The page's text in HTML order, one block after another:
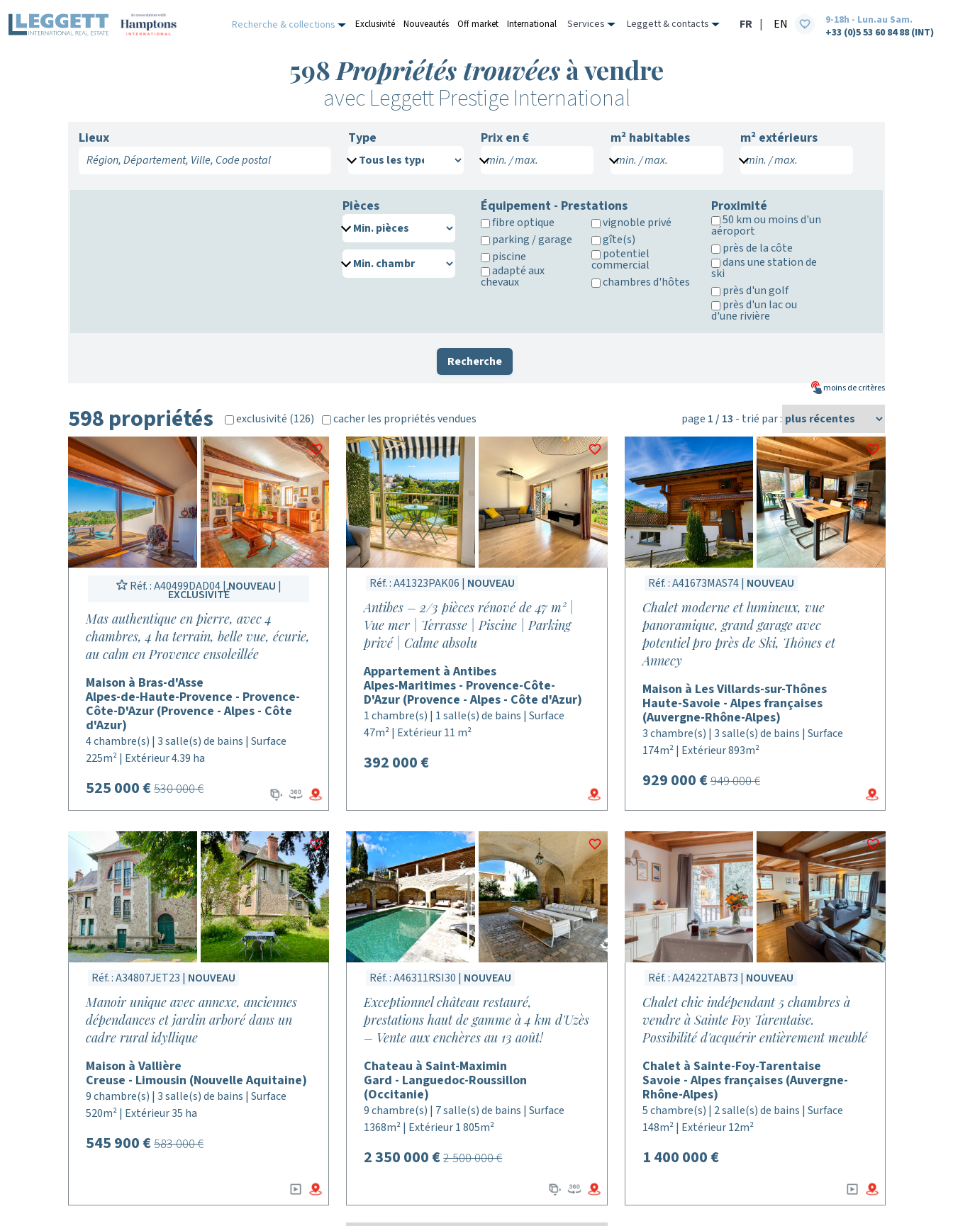
Recherche & collections Exclusivité Nouveautés Off market International Services Leggett & contacts FR | EN
9-18h - Lun.au Sam.
+33 (0)5 53 60 84 88 (INT)
598 Propriétés trouvéesà vendre
avec Leggett Prestige International
Lieux Type Prix en €
min. / max.
m² habitables
min. / max.
m² extérieurs
min. / max.
Pièces Équipement - Prestations
fibre optique
parking / garage
piscine
adapté aux
chevaux
vignoble privé
gîte(s)
potentiel
commercial
chambres d'hôtes
Proximité
50 km ou moins d'un
aéroport
près de la côte
dans une station de
ski
près d'un golf
près d'un lac ou
d'une rivière
Recherche
moins decritères
598 propriétés exclusivité (126) cacher les propriétés vendues page 1 / 13 - trié par :
Réf. : A40499DAD04 |NOUVEAU |
EXCLUSIVITÉ
Mas authentique en pierre, avec 4
chambres, 4 ha terrain, belle vue, écurie,
au calm en Provence ensoleillée
Maison à Bras-d'Asse
Alpes-de-Haute-Provence - Provence-
Côte-D'Azur (Provence - Alpes - Côte
d'Azur)
4 chambre(s) | 3 salle(s) de bains | Surface
225m² | Extérieur 4.39 ha
525 000 €530 000 €
Réf. : A41323PAK06 | NOUVEAU
Antibes – 2/3 pièces rénové de 47 m² |
Vue mer | Terrasse | Piscine | Parking
privé | Calme absolu
Appartement à Antibes
Alpes-Maritimes - Provence-Côte-
D'Azur (Provence - Alpes - Côte d'Azur)
1 chambre(s) | 1 salle(s) de bains | Surface
47m² | Extérieur 11 m²
392 000 €
Réf. : A41673MAS74 | NOUVEAU
Chalet moderne et lumineux, vue
panoramique, grand garage avec
potentiel pro près de Ski, Thônes et
Annecy
Maison à Les Villards-sur-Thônes
Haute-Savoie - Alpes françaises
(Auvergne-Rhône-Alpes)
3 chambre(s) | 3 salle(s) de bains | Surface
174m² | Extérieur 893m²
929 000 €949 000 €
Réf. : A34807JET23 | NOUVEAU
Manoir unique avec annexe, anciennes
dépendances et jardin arboré dans un
cadre rural idyllique
Maison à Vallière
Creuse - Limousin (Nouvelle Aquitaine)
9 chambre(s) | 3 salle(s) de bains | Surface
520m² | Extérieur 35 ha
545 900 €583 000 €
Réf. : A46311RSI30 | NOUVEAU
Exceptionnel château restauré,
prestations haut de gamme à 4 km d'Uzès
– Vente aux enchères au 13 août!
Chateau à Saint-Maximin
Gard - Languedoc-Roussillon
(Occitanie)
9 chambre(s) | 7 salle(s) de bains | Surface
1368m² | Extérieur 1 805m²
2 350 000 €2 500 000 €
Réf. : A42422TAB73 | NOUVEAU
Chalet chic indépendant 5 chambres à
vendre à Sainte Foy Tarentaise.
Possibilité d'acquérir entièrement meublé
Chalet à Sainte-Foy-Tarentaise
Savoie - Alpes françaises (Auvergne-
Rhône-Alpes)
5 chambre(s) | 2 salle(s) de bains | Surface
148m² | Extérieur 12m²
1 400 000 €